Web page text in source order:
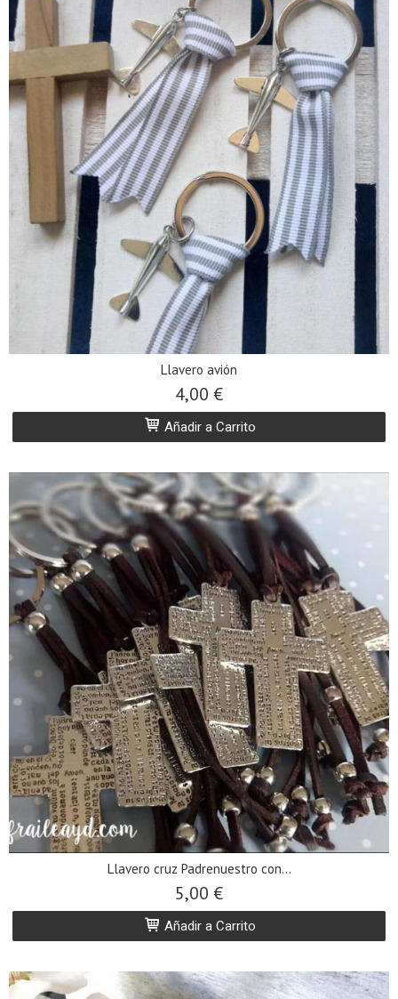
Llavero avión
4,00 €
Añadir a Carrito
Llavero cruz Padrenuestro con...
5,00 €
Añadir a Carrito